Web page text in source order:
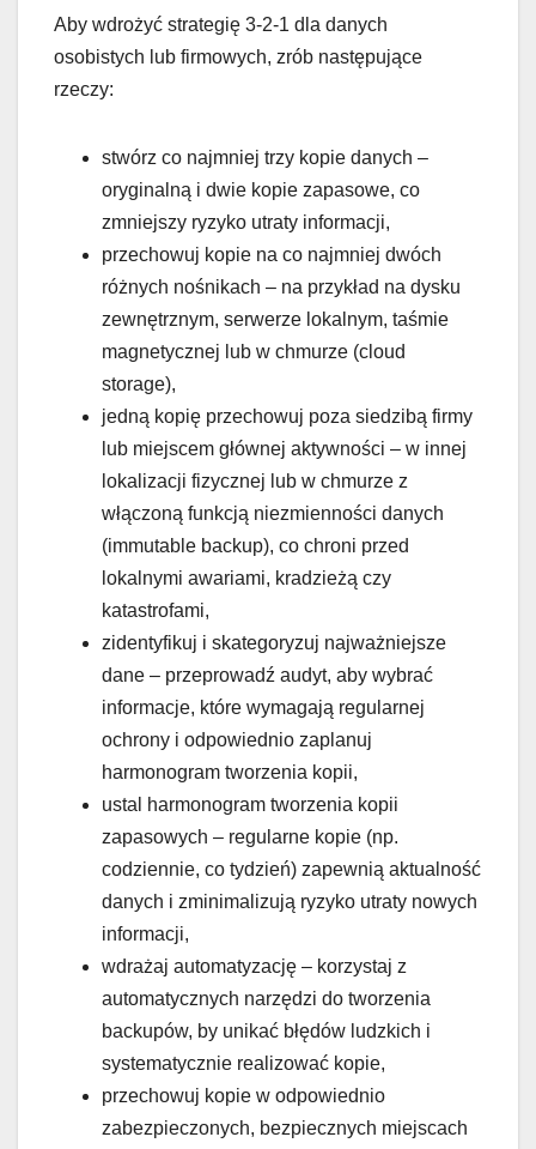
Aby wdrożyć strategię 3-2-1 dla danych
osobistych lub firmowych, zrób następujące
rzeczy:
stwórz co najmniej trzy kopie danych –
oryginalną i dwie kopie zapasowe, co
zmniejszy ryzyko utraty informacji,
przechowuj kopie na co najmniej dwóch
różnych nośnikach – na przykład na dysku
zewnętrznym, serwerze lokalnym, taśmie
magnetycznej lub w chmurze (cloud
storage),
jedną kopię przechowuj poza siedzibą firmy
lub miejscem głównej aktywności – w innej
lokalizacji fizycznej lub w chmurze z
włączoną funkcją niezmienności danych
(immutable backup), co chroni przed
lokalnymi awariami, kradzieżą czy
katastrofami,
zidentyfikuj i skategoryzuj najważniejsze
dane – przeprowadź audyt, aby wybrać
informacje, które wymagają regularnej
ochrony i odpowiednio zaplanuj
harmonogram tworzenia kopii,
ustal harmonogram tworzenia kopii
zapasowych – regularne kopie (np.
codziennie, co tydzień) zapewnią aktualność
danych i zminimalizują ryzyko utraty nowych
informacji,
wdrażaj automatyzację – korzystaj z
automatycznych narzędzi do tworzenia
backupów, by unikać błędów ludzkich i
systematycznie realizować kopie,
przechowuj kopie w odpowiednio
zabezpieczonych, bezpiecznych miejscach